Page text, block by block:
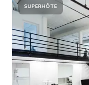
SUPERHÔTE